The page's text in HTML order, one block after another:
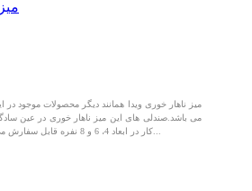
میز ناهار خوری ویدا همانند دیگر محصولات موجود در
می باشد.صندلی های این میز ناهار خوری در عین
کار در ابعاد 4، 6 و 8 نفره قابل سفارش می باشد.اگر به دنبال یک میز...